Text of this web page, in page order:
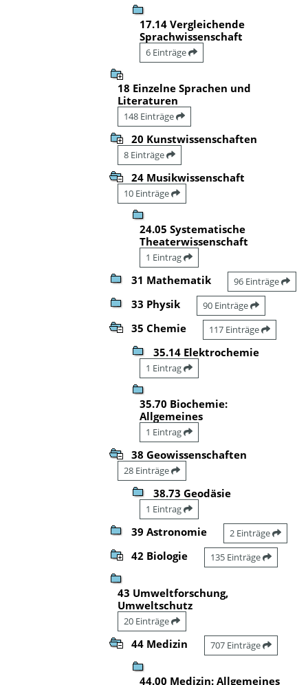
17.14 Vergleichende
Sprachwissenschaft
6 Einträge
18 Einzelne Sprachen und
Literaturen
148 Einträge
20 Kunstwissenschaften
8 Einträge
24 Musikwissenschaft
10 Einträge
24.05 Systematische
Theaterwissenschaft
1 Eintrag
31 Mathematik 96 Einträge
33 Physik 90 Einträge
35 Chemie 117 Einträge
35.14 Elektrochemie
1 Eintrag
35.70 Biochemie:
Allgemeines
1 Eintrag
38 Geowissenschaften
28 Einträge
38.73 Geodäsie
1 Eintrag
39 Astronomie 2 Einträge
42 Biologie 135 Einträge
43 Umweltforschung,
Umweltschutz
20 Einträge
44 Medizin 707 Einträge
44.00 Medizin: Allgemeines